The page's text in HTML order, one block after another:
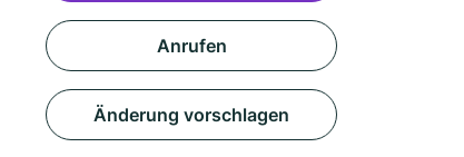
Anrufen
Änderung vorschlagen